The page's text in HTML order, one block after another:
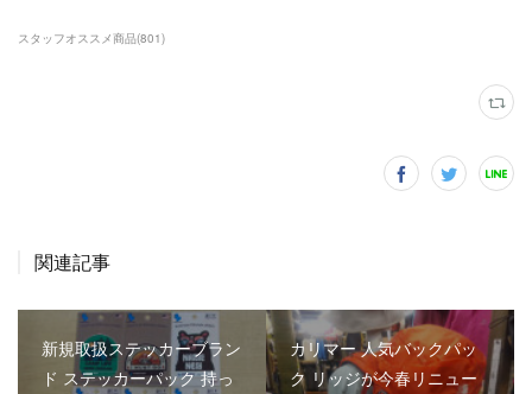
スタッフオススメ商品(801)
関連記事
新規取扱ステッカーブラン
ド ステッカーパック 持っ
カリマー 人気バックパッ
ク リッジが今春リニュー